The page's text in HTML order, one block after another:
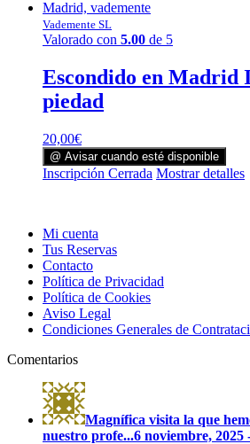
Vademente SL
Valorado con 5.00 de 5
Escondido en Madrid
piedad
20,00€
@ Avisar cuando esté disponible
Inscripción Cerrada Mostrar detalles
Mi cuenta
Tus Reservas
Contacto
Política de Privacidad
Política de Cookies
Aviso Legal
Condiciones Generales de
Comentarios
Magnífica visita la que
nuestro profe...6 noviembre,